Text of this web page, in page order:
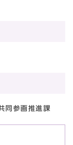
同参画推進課